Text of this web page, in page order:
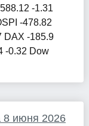
-1.31
-478.82
DAX -185.9
-0.32 Dow
8 июня 2026